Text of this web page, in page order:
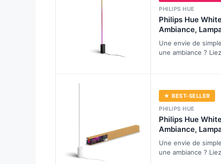
PHILIPS HUE
Philips Hue
Ambiance,
Gradient Signe
sur pied avec
Luminaire
Une envie de
une ambiance ?
★ BEST-SELLER
PHILIPS HUE
Philips Hue
Ambiance,
Gradient Signe
sur pied avec
Lampe LED
Une envie de
une ambiance ?